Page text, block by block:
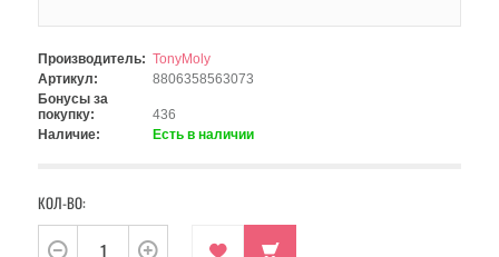
Производитель: TonyMoly
Артикул:
8806358563073
Бонусы за
покупку:
436
Наличие:
Есть в наличии
КОЛ-ВО: